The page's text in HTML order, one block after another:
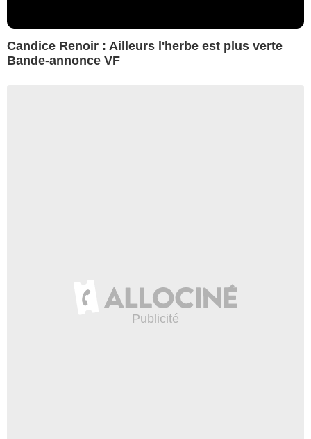
Candice Renoir : Ailleurs l'herbe est plus verte
Bande-annonce VF